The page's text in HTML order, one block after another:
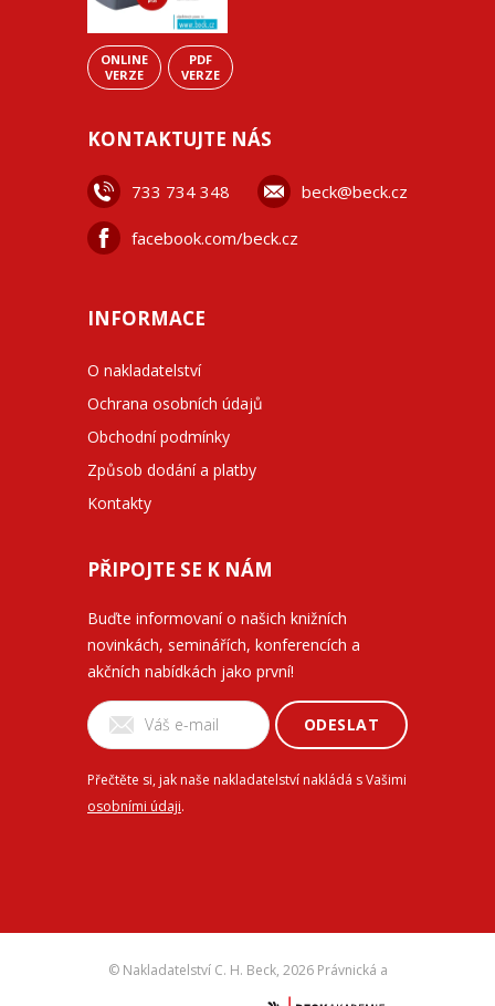
ONLINE
VERZE
PDF
VERZE
KONTAKTUJTE NÁS
733 734 348 beck@beck.cz
facebook.com/beck.cz
INFORMACE
O nakladatelství
Ochrana osobních údajů
Obchodní podmínky
Způsob dodání a platby
Kontakty
PŘIPOJTE SE K NÁM
Buďte informovaní o našich knižních
novinkách, seminářích, konferencích a
akčních nabídkách jako první!
ODESLAT
Přečtěte si, jak naše nakladatelství nakládá s Vašimi
osobními údaji.
© Nakladatelství C. H. Beck, 2026 Právnická a